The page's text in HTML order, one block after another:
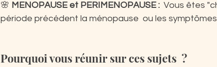
🌸 MENOPAUSE et PERIMENOPAUSE :
Vous êtes
période précédent la ménopause  ou les
Pourquoi vous réunir sur ces sujets  ?